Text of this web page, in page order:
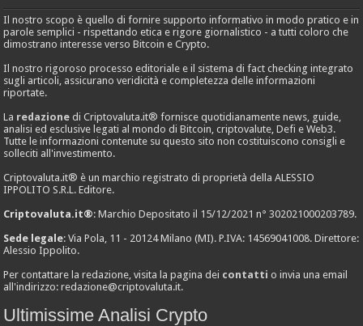
Il nostro scopo è quello di fornire supporto informativo in modo pratico e in
parole semplici - rispettando etica e rigore giornalistico - a tutti coloro che
dimostrano interesse verso Bitcoin e Crypto.
Il nostro rigoroso processo editoriale e il sistema di fact checking integrato
sugli articoli, assicurano veridicità e completezza delle informazioni
riportate.
La redazione di Criptovaluta.it® fornisce quotidianamente news, guide,
analisi ed esclusive legati al mondo di Bitcoin, criptovalute, Defi e Web3.
Tutte le informazioni contenute su questo sito non costituiscono consigli e
solleciti all'investimento.
Criptovaluta.it® è un marchio registrato di proprietà della ALESSIO
IPPOLITO S.R.L. Editore.
Criptovaluta.it®: Marchio Depositato il 15/12/2021 n° 302021000203789.
Sede legale: Via Pola, 11 - 20124 Milano (MI). P.IVA: 14569041008. Direttore:
Alessio Ippolito.
Per contattare la redazione, visita la pagina dei contatti o invia una email
all'indirizzo:redazione@criptovaluta.it.
Ultimissime Analisi Crypto